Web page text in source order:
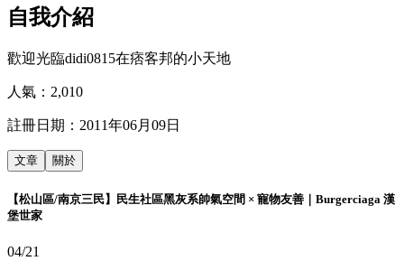
自我介紹
歡迎光臨didi0815在痞客邦的小天地
人氣： 2,010
註冊日期： 2011年06月09日
文章 關於
【松山區/南京三民】民生社區黑灰系帥氣空間 × 寵物友善｜Burgerciaga 漢
堡世家
04/21